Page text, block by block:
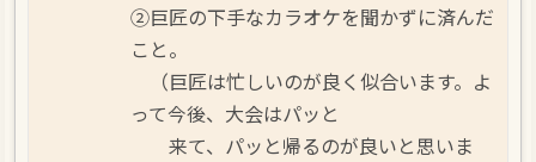
②巨匠の下手なカラオケを聞かずに済んだ
こと。
（巨匠は忙しいのが良く似合います。よ
って今後、大会はパッと
来て、パッと帰るのが良いと思いま